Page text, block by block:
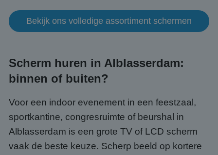
Bekijk ons volledige assortiment schermen
Scherm huren in Alblasserdam:
binnen of buiten?
Voor een indoor evenement in een feestzaal,
sportkantine, congresruimte of beurshal in
Alblasserdam is een grote TV of LCD scherm
vaak de beste keuze. Scherp beeld op kortere